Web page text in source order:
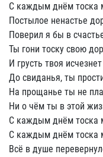
С каждым днём тоска
Постылое ненастье
Поверил я бы в
Ты гони тоску свою
И грусть твоя
До свиданья, ты
На прощанье ты не
Ни о чём ты в этой
С каждым днём тоска
С каждым днём тоска
Всё в душе